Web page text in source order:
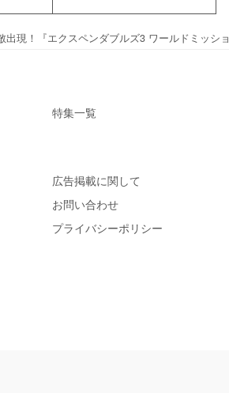
出現！『エクスペンダブルズ3 ワールドミッシ
特集一覧
広告掲載に関して
お問い合わせ
プライバシーポリシー